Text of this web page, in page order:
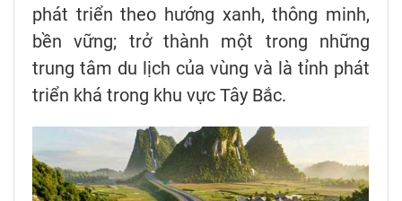
phát triển theo hướng xanh, thông minh,
bền vững; trở thành một trong những
trung tâm du lịch của vùng và là tỉnh phát
triển khá trong khu vực Tây Bắc.